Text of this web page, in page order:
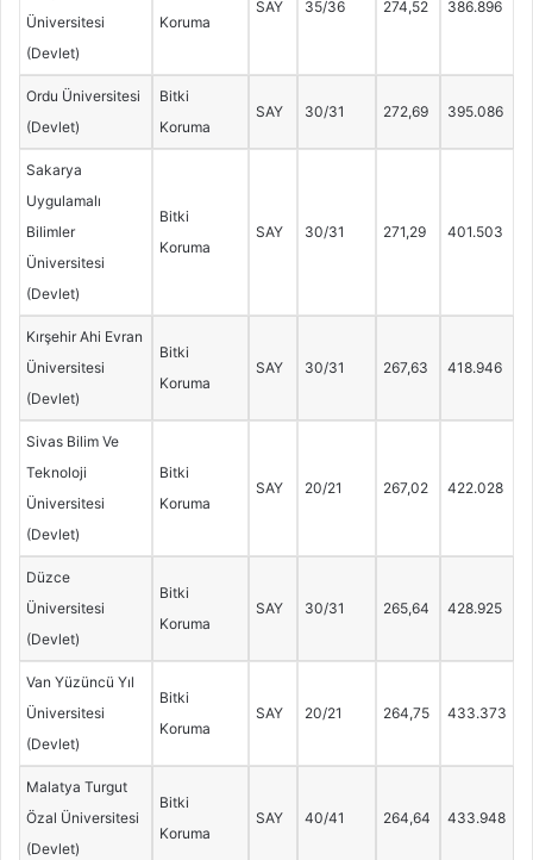
Üniversitesi
(Devlet)
Koruma
SAY 35/36 274,52 386.896
Ordu Üniversitesi
(Devlet)
Bitki
Koruma
SAY 30/31 272,69 395.086
Sakarya
Uygulamalı
Bilimler
Üniversitesi
(Devlet)
Bitki
Koruma
SAY 30/31 271,29 401.503
Kırşehir Ahi Evran
Üniversitesi
(Devlet)
Bitki
Koruma
SAY 30/31 267,63 418.946
Sivas Bilim Ve
Teknoloji
Üniversitesi
(Devlet)
Bitki
Koruma
SAY 20/21 267,02 422.028
Düzce
Üniversitesi
(Devlet)
Bitki
Koruma
SAY 30/31 265,64 428.925
Van Yüzüncü Yıl
Üniversitesi
(Devlet)
Bitki
Koruma
SAY 20/21 264,75 433.373
Malatya Turgut
Özal Üniversitesi
(Devlet)
Bitki
Koruma
SAY 40/41 264,64 433.948